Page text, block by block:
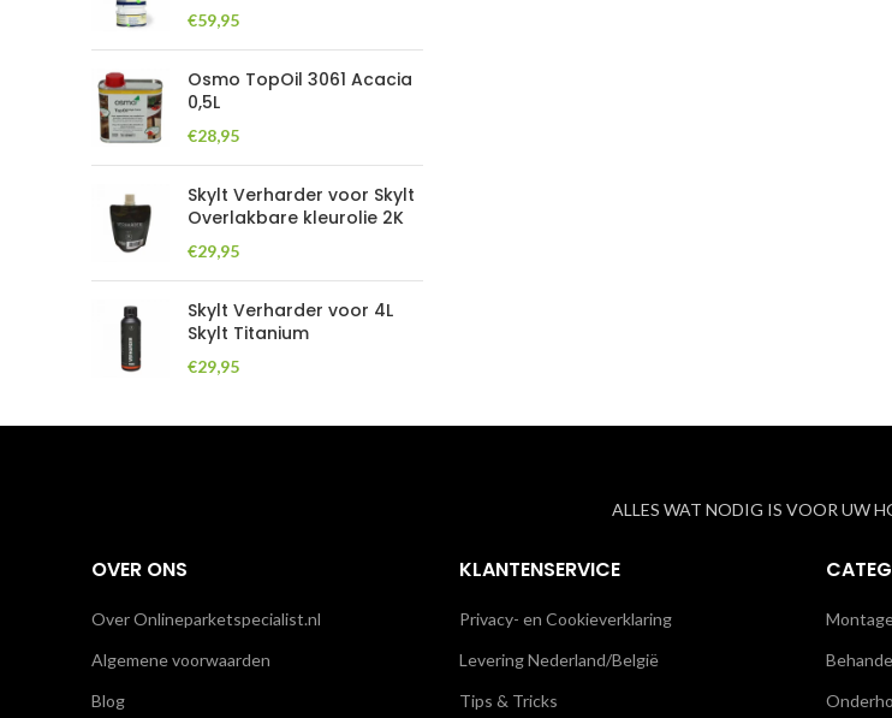
€59,95
Osmo TopOil 3061 Acacia
0,5L
€28,95
Skylt Verharder voor Skylt
Overlakbare kleurolie 2K
€29,95
Skylt Verharder voor 4L
Skylt Titanium
€29,95
ALLES WAT NODIG IS VOOR UW
OVER ONS
Over Onlineparketspecialist.nl
Algemene voorwaarden
Blog
KLANTENSERVICE
Privacy- en Cookieverklaring
Levering Nederland/België
Tips & Tricks